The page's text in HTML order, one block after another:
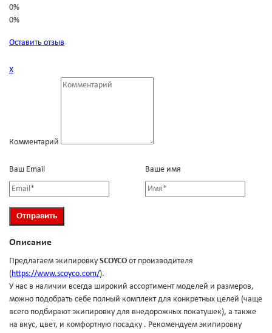
0%
0%
Оставить отзыв
Х
Комментарий
Ваш Email Ваше имя
Описание
Предлагаем экипировку SCOYCO от производителя
(https://www.scoyco.com/).
У нас в наличии всегда широкий ассортимент моделей и размеров,
можно подобрать себе полный комплект для конкретных целей (чаще
всего подбирают экипировку для внедорожных покатушек), а также
на вкус, цвет, и комфортную посадку . Рекомендуем экипировку